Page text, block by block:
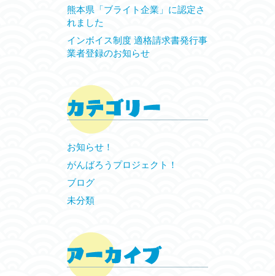
熊本県「ブライト企業」に認定さ
れました
インボイス制度 適格請求書発行事
業者登録のお知らせ
お知らせ！
がんばろうプロジェクト！
ブログ
未分類